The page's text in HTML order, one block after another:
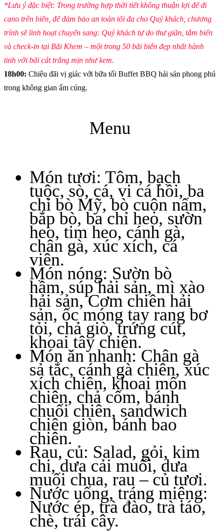
*Lưu ý đặc biệt: Trong trường hợp thời tiết không thuận lợi để đi
cano trên biển, để đảm bảo an toàn tối đa cho Quý khách, chương
trình sẽ linh hoạt chuyển sang: Quý khách tự do thư giãn, tắm biển
và check-in tại Bãi Khem – một trong 50 bãi biển đẹp nhất hành
tinh với bãi cát trắng mịn như kem.
18h00: Chiêu đãi vị giác với bữa tối Buffet BBQ hải sản phong phú
trong không gian ấm cúng.
Menu
Món tươi: Tôm, bạch
tuộc, sò, cá, vi cá hồi, ba
chỉ bò Mỹ, bò cuộn nấm,
bắp bò, ba chỉ heo, sườn
heo, tim heo, cánh gà,
chân gà, xúc xích, cá
viên.
Món nóng: Sườn bò
hầm, súp hải sản, mì xào
hải sản, Cơm chiên hải
sản, ốc móng tay rang bơ
tỏi, chả giò, trứng cút,
khoai tây chiên.
Món ăn nhanh: Chân gà
sả tắc, cánh gà chiên, xúc
xích chiên, khoai môn
chiên, chả cốm, bánh
chuối chiên, sandwich
chiên giòn, bánh bao
chiên.
Rau, củ: Salad, gỏi, kim
chi, dưa cải muối, dưa
muối chua, rau – củ tươi.
Nước uống, tráng miệng:
Nước ép, trà đào, trà táo,
chè, trái cây.